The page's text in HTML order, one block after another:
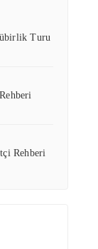
Turu
Rehberi